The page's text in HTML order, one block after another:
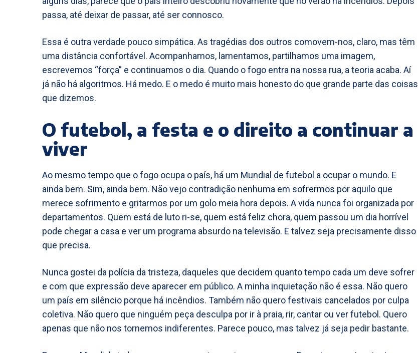
passa, até deixar de passar, até ser connosco.
Essa é outra verdade pouco simpática. As tragédias dos outros comovem-nos, claro, mas têm
uma distância confortável. Acompanhamos, lamentamos, partilhamos uma imagem,
escrevemos “força” e continuamos o dia. Quando o fogo entra na nossa rua, a teoria acaba. Aí
já não há algoritmos. Há medo. E o medo é muito mais honesto do que grande parte das coisas
que dizemos.
O futebol, a festa e o direito a continuar a
viver
Ao mesmo tempo que o fogo ocupa o país, há um Mundial de futebol a ocupar o mundo. E
ainda bem. Sim, ainda bem. Não vejo contradição nenhuma em sofrermos por aquilo que
merece sofrimento e gritarmos por um golo meia hora depois. A vida nunca foi organizada por
departamentos. Quem está de luto ri-se, quem está feliz chora, quem passou um dia horrível
pode chegar a casa e ver um programa absurdo na televisão. E talvez seja precisamente disso
que precisa.
Nunca gostei da polícia da tristeza, daqueles que decidem quanto tempo cada um deve sofrer
e com que expressão deve aparecer em público. A minha inquietação não é essa. Não quero
um país em silêncio porque há incêndios. Também não quero festivais cancelados por culpa
coletiva. Não quero que ninguém peça desculpa por ir à praia, rir, cantar ou ver futebol. Quero
apenas que não nos tornemos indiferentes. Parece pouco, mas talvez já seja pedir bastante.